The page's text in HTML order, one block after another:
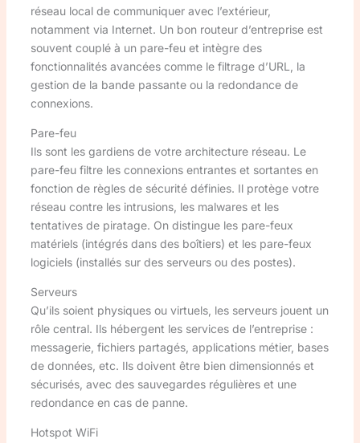
réseau local de communiquer avec l’extérieur,
notamment via Internet. Un bon routeur d’entreprise est
souvent couplé à un pare-feu et intègre des
fonctionnalités avancées comme le filtrage d’URL, la
gestion de la bande passante ou la redondance de
connexions.
Pare-feu
Ils sont les gardiens de votre architecture réseau. Le
pare-feu filtre les connexions entrantes et sortantes en
fonction de règles de sécurité définies. Il protège votre
réseau contre les intrusions, les malwares et les
tentatives de piratage. On distingue les pare-feux
matériels (intégrés dans des boîtiers) et les pare-feux
logiciels (installés sur des serveurs ou des postes).
Serveurs
Qu’ils soient physiques ou virtuels, les serveurs jouent un
rôle central. Ils hébergent les services de l’entreprise :
messagerie, fichiers partagés, applications métier, bases
de données, etc. Ils doivent être bien dimensionnés et
sécurisés, avec des sauvegardes régulières et une
redondance en cas de panne.
Hotspot WiFi